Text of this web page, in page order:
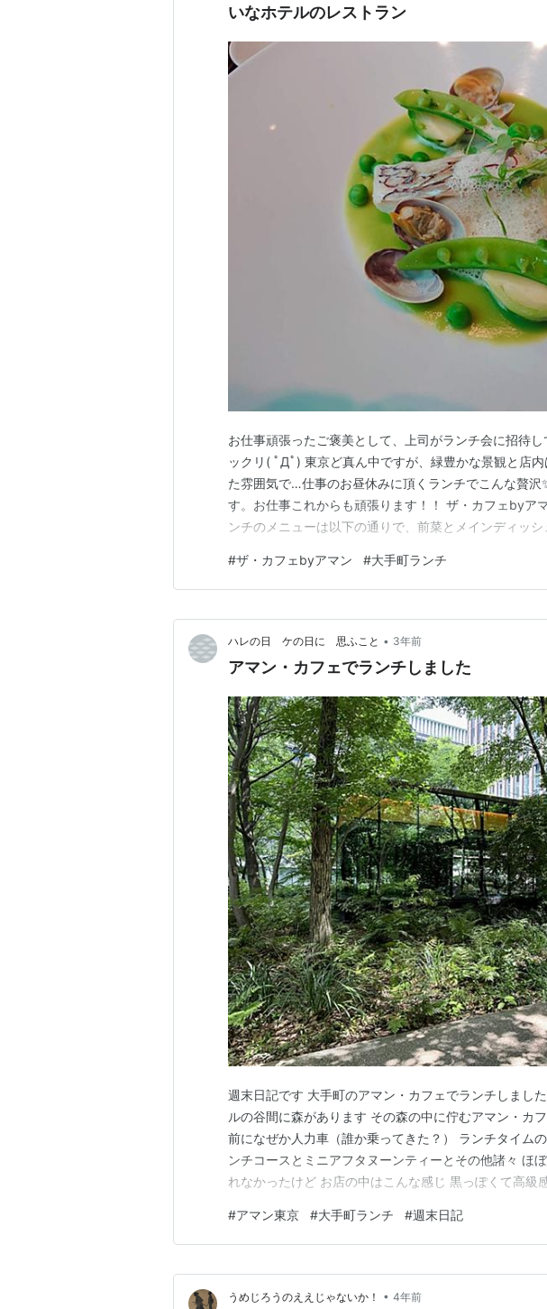
いなホテルのレストラン
お仕事頑張ったご褒美として、上司がランチ会に招待
ックリ( ﾟДﾟ) 東京ど真ん中ですが、緑豊かな景観と店
た雰囲気で…仕事のお昼休みに頂くランチでこんな贅沢
す。お仕事これからも頑張ります！！ ザ・カフェbyア
ンチのメニューは以下の通りで、前菜とメインディッ
独活とトマトのヴィネグレット パルミジャーノ・レッ
と苺のサラダ仕立てブルーチーズと胡桃 ハ…
#ザ・カフェbyアマン #大手町ランチ
ハレの日 ケの日に 思ふこと • 3年前
アマン・カフェでランチしました
週末日記です 大手町のアマン・カフェでランチしまし
ルの谷間に森があります その森の中に佇むアマン・カ
前になぜか人力車（誰か乗ってきた？） ランチタイム
ンチコースとミニアフタヌーンティーとその他諸々 ほ
れなかったけど お店の中はこんな感じ 黒っぽくて高級
BOX席が数席とテラス席もありました この日は女性の2
カップルという感じ 平日はまた違…
#アマン東京 #大手町ランチ #週末日記
うめじろうのええじゃないか！ • 4年前